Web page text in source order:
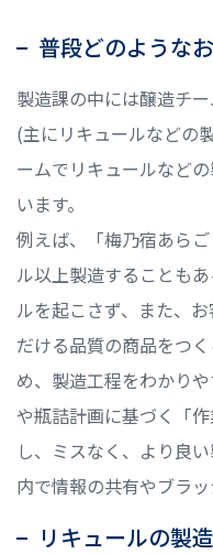
普段どのような
製造課の中には醸造チ
(主にリキュールなどの
ームでリキュールなど
います。
例えば、「梅乃宿あら
ル以上製造することも
ルを起こさず、また、
だける品質の商品をつ
め、製造工程をわかり
や瓶詰計画に基づく「
し、ミスなく、より良
内で情報の共有やブラッ
リキュールの製